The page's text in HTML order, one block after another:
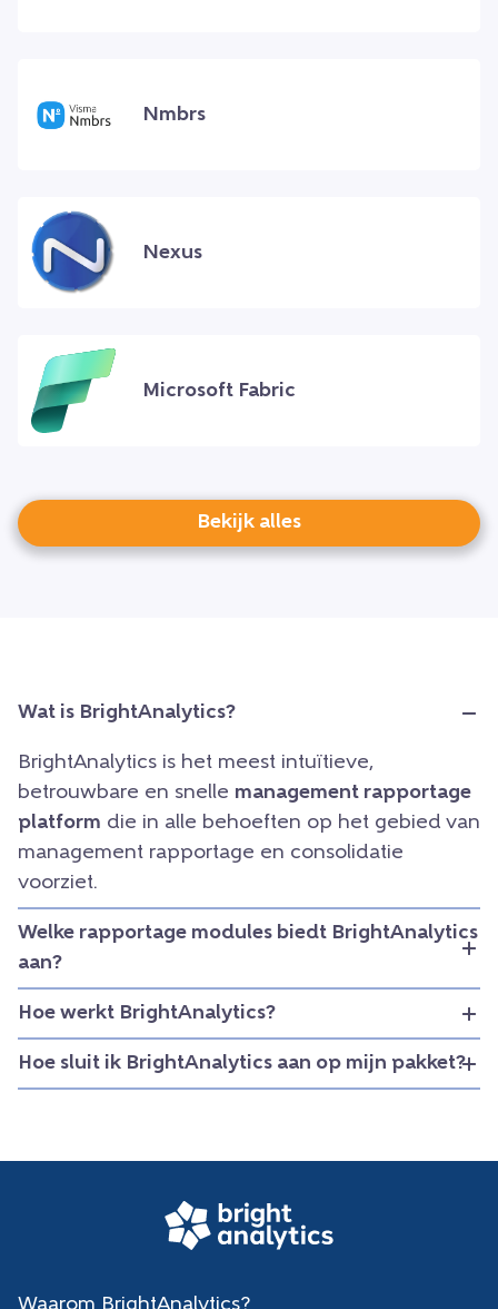
Nmbrs
Nexus
Microsoft Fabric
Bekijk alles
Wat is BrightAnalytics?
BrightAnalytics is het meest intuïtieve,
betrouwbare en snelle management rapportage
platform die in alle behoeften op het gebied van
management rapportage en consolidatie
voorziet.
Welke rapportage modules biedt BrightAnalytics
aan?
Hoe werkt BrightAnalytics?
Hoe sluit ik BrightAnalytics aan op mijn pakket?
Waarom BrightAnalytics?